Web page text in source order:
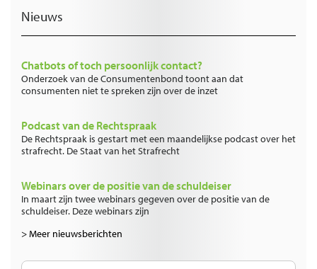
Nieuws
Chatbots of toch persoonlijk contact?
Onderzoek van de Consumentenbond toont aan dat
consumenten niet te spreken zijn over de inzet
Podcast van de Rechtspraak
De Rechtspraak is gestart met een maandelijkse podcast over het
strafrecht. De Staat van het Strafrecht
Webinars over de positie van de schuldeiser
In maart zijn twee webinars gegeven over de positie van de
schuldeiser. Deze webinars zijn
> Meer nieuwsberichten